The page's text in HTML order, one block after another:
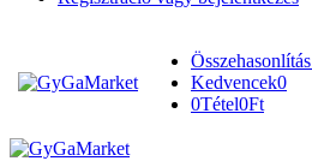
Összehasonlítás
Kedvencek0
0Tétel0Ft